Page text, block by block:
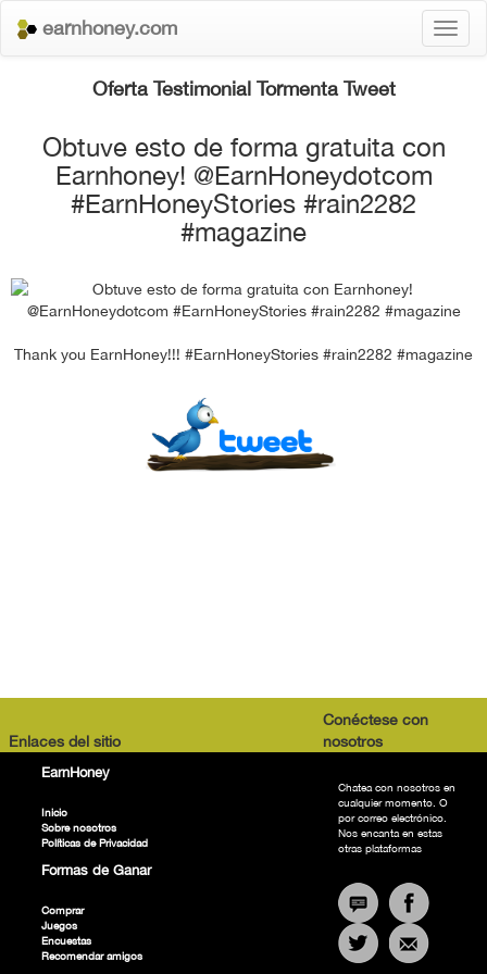
earnhoney.com
Oferta Testimonial Tormenta Tweet
Obtuve esto de forma gratuita con
Earnhoney! @EarnHoneydotcom
#EarnHoneyStories #rain2282
#magazine
Thank you EarnHoney!!! #EarnHoneyStories #rain2282 #magazine
Enlaces del sitio
Conéctese con
nosotros
EarnHoney
Inicio
Sobre nosotros
Políticas de Privacidad
Formas de Ganar
Comprar
Juegos
Encuestas
Recomendar amigos
Chatea con nosotros en
cualquier momento. O
por correo electrónico.
Nos encanta en estas
otras plataformas